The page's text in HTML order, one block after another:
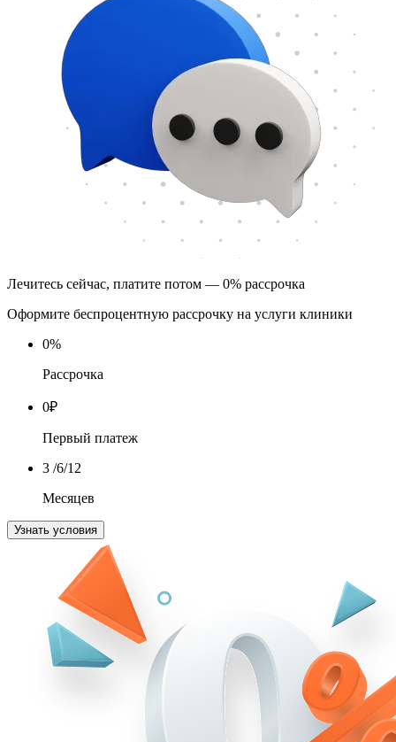
Лечитесь сейчас, платите потом — 0% рассрочка
Оформите беспроцентную рассрочку на услуги клиники
0%
Рассрочка
0₽
Первый платеж
3 /6/12
Месяцев
Узнать условия